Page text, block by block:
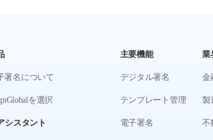
署名について
を選択
シスタント
主要機能
デジタル署名
テンプレート管理
電子署名
業
金
製
不